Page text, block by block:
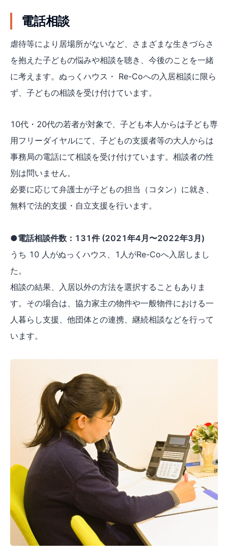
電話相談
虐待等により居場所がないなど、さまざまな生きづらさ
を抱えた子どもの悩みや相談を聴き、今後のことを一緒
に考えます。ぬっくハウス・ Re-Coへの入居相談に限ら
ず、子どもの相談を受け付けています。
10代・20代の若者が対象で、子ども本人からは子ども専
用フリーダイヤルにて、子どもの支援者等の大人からは
事務局の電話にて相談を受け付けています。相談者の性
別は問いません。
必要に応じて弁護士が子どもの担当（コタン）に就き、
無料で法的支援・自立支援を行います。
●電話相談件数：131件 (2021年4月〜2022年3月)
うち 10 人がぬっくハウス、1人がRe-Coへ入居しまし
た。
相談の結果、入居以外の方法を選択することもありま
す。その場合は、協力家主の物件や一般物件における一
人暮らし支援、他団体との連携、継続相談などを行って
います。